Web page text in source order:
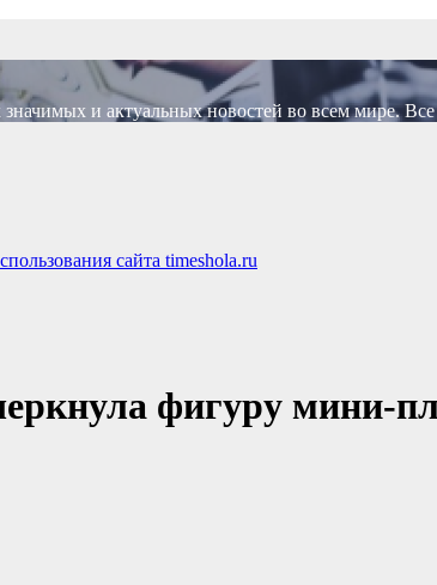
и актуальных новостей во всем мире.
сайта timeshola.ru
фигуру мини-